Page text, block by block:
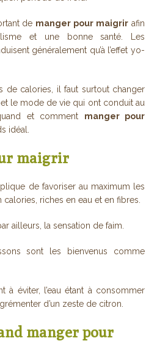
de manger pour maigrir afin
et une bonne santé. Les
généralement qu’à l’effet yo-
de calories, il faut surtout changer
le mode de vie qui ont conduit au
et comment manger pour
idéal.
maigrir
de favoriser au maximum les
riches en eau et en fibres.
ailleurs, la sensation de faim.
sont les bienvenus comme
à éviter, l’eau étant à consommer
d’un zeste de citron.
manger pour